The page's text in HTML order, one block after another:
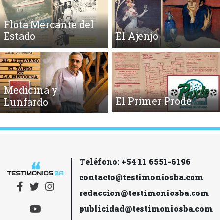
Flota Mercante del
Estado
El Ajenjo
Medicina y
Lunfardo
El Primer Prode
Teléfono: +54 11 6551-6196
contacto@testimoniosba.com
redaccion@testimoniosba.com
publicidad@testimoniosba.com